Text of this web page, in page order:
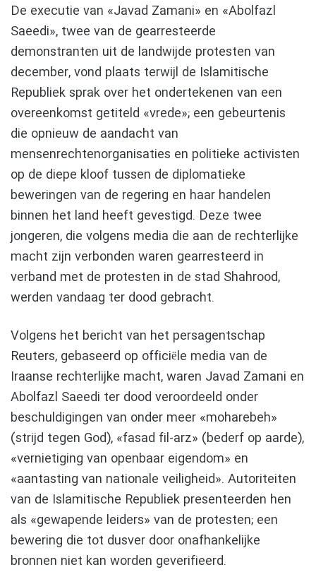
De executie van «Javad Zamani» en «Abolfazl
Saeedi», twee van de gearresteerde
demonstranten uit de landwijde protesten van
december, vond plaats terwijl de Islamitische
Republiek sprak over het ondertekenen van een
overeenkomst getiteld «vrede»; een gebeurtenis
die opnieuw de aandacht van
mensenrechtenorganisaties en politieke activisten
op de diepe kloof tussen de diplomatieke
beweringen van de regering en haar handelen
binnen het land heeft gevestigd. Deze twee
jongeren, die volgens media die aan de rechterlijke
macht zijn verbonden waren gearresteerd in
verband met de protesten in de stad Shahrood,
werden vandaag ter dood gebracht.
Volgens het bericht van het persagentschap
Reuters, gebaseerd op officiële media van de
Iraanse rechterlijke macht, waren Javad Zamani en
Abolfazl Saeedi ter dood veroordeeld onder
beschuldigingen van onder meer «moharebeh»
(strijd tegen God), «fasad fil-arz» (bederf op aarde),
«vernietiging van openbaar eigendom» en
«aantasting van nationale veiligheid». Autoriteiten
van de Islamitische Republiek presenteerden hen
als «gewapende leiders» van de protesten; een
bewering die tot dusver door onafhankelijke
bronnen niet kan worden geverifieerd.